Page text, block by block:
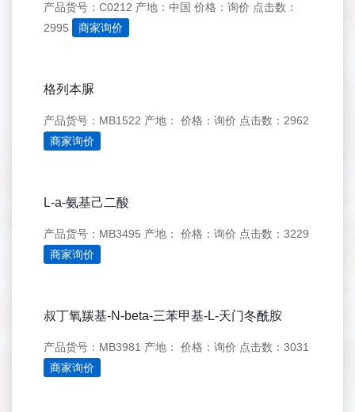
产品货号：C0212 产地：中国 价格：询价 点击数：
2995
商家询价
格列本脲
产品货号：MB1522 产地： 价格：询价 点击数：2962
商家询价
L-a-氨基己二酸
产品货号：MB3495 产地： 价格：询价 点击数：3229
商家询价
叔丁氧羰基-N-beta-三苯甲基-L-天门冬酰胺
产品货号：MB3981 产地： 价格：询价 点击数：3031
商家询价